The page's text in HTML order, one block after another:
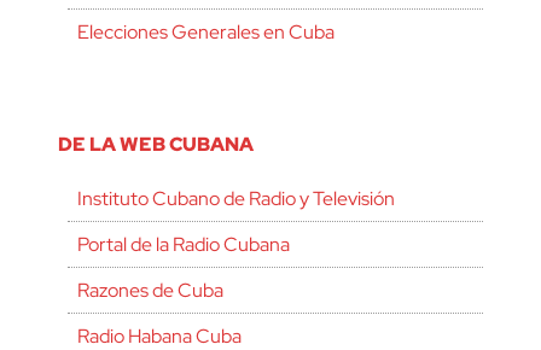
Elecciones Generales en Cuba
DE LA WEB CUBANA
Instituto Cubano de Radio y Televisión
Portal de la Radio Cubana
Razones de Cuba
Radio Habana Cuba